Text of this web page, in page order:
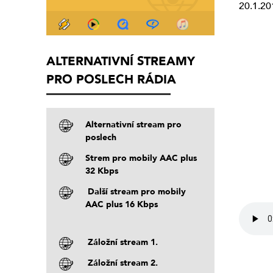
ALTERNATIVNÍ STREAMY
PRO POSLECH RÁDIA
Alternativní stream pro
poslech
Strem pro mobily AAC plus
32 Kbps
Další stream pro mobily
AAC plus 16 Kbps
Záložní stream 1.
Záložní stream 2.